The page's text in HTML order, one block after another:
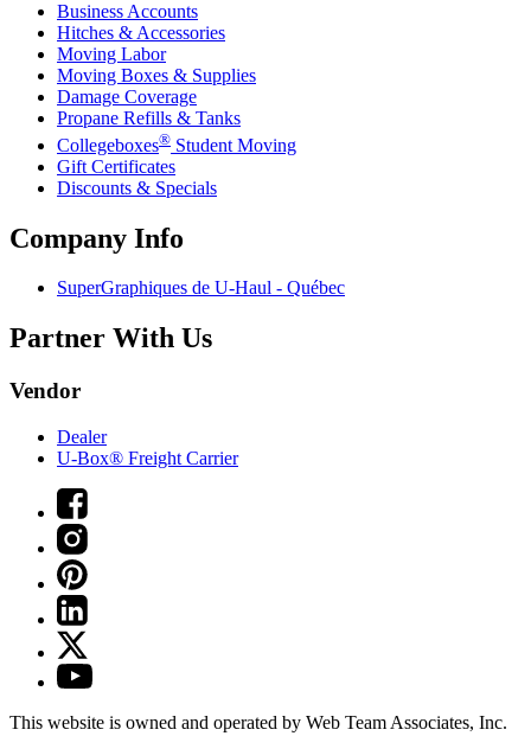
Business Accounts
Hitches & Accessories
Moving Labor
Moving Boxes & Supplies
Damage Coverage
Propane Refills & Tanks
Collegeboxes® Student Moving
Gift Certificates
Discounts & Specials
Company Info
SuperGraphiques de U-Haul - Québec
Partner With Us
Vendor
Dealer
U-Box® Freight Carrier
This website is owned and operated by Web Team Associates, Inc.